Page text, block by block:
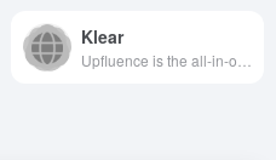
Klear